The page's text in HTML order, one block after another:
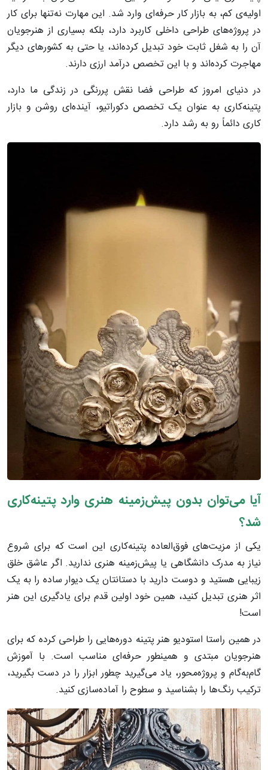
اولیه‌ی کم، به بازار کار حرفه‌ای وارد شد. این مهارت نه‌تنها برای کار
در پروژه‌های طراحی داخلی کاربرد دارد، بلکه بسیاری از هنرجویان
آن را به شغل ثابت خود تبدیل کرده‌اند، یا حتی به کشورهای دیگر
مهاجرت کرده‌اند و با این تخصص درآمد ارزی دارند.
در دنیای امروز که طراحی فضا نقش پررنگی در زندگی ما دارد،
پتینه‌کاری به عنوان یک تخصص دکوراتیو، آینده‌ای روشن و بازار
کاری دائماً رو به رشد دارد.
آیا می‌توان بدون پیش‌زمینه هنری وارد پتینه‌کاری
شد؟
یکی از مزیت‌های فوق‌العاده پتینه‌کاری این است که برای شروع
نیاز به مدرک دانشگاهی یا پیش‌زمینه هنری ندارید. اگر عاشق خلق
زیبایی هستید و دوست دارید با دستانتان یک دیوار ساده را به یک
اثر هنری تبدیل کنید، همین خود اولین قدم برای یادگیری این هنر
است!
در همین راستا استودیو هنر پتینه دوره‌هایی را طراحی کرده که برای
هنرجویان مبتدی و همینطور حرفه‌ای مناسب است. با آموزش
گام‌به‌گام و پروژه‌محور، یاد می‌گیرید چطور ابزار را در دست بگیرید،
ترکیب رنگ‌ها را بشناسید و سطوح را آماده‌سازی کنید.